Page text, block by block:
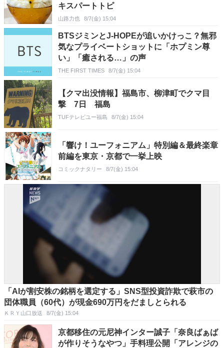
キスパートトピ
山路力也 8/7(金) 15:04
BTSジミンとJ-HOPEが追いかけっこ？無邪
気なプライベートショットに「ホプミン尊
い」「癒される…」の声
THE FIRST TIMES 8/7(金) 15:04
【クマ出没情報】福島市、柳津町でクマ目
撃 7日 福島
TUFテレビユー福島 8/7(金) 15:04
「響け！ユーフォニアム」特別編＆最終楽章
前編を東京・京都で一挙上映
コミックナタリー 8/7(金) 15:04
「AIが割安株の銘柄を選定する」SNS型投資詐欺で萩市の
団体職員（60代）が現金690万円をだましとられる
ＫＲＹ山口放送 8/7(金) 15:04
京都移住の元尼神インター誠子「奈良ばぁば
が作りそうなやつ」手料理公開「アレンジの